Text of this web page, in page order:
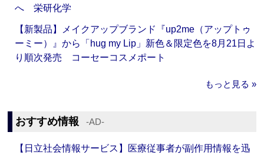
へ 栄研化学
【新製品】メイクアップブランド『up2me（アップトゥ
ーミー）』から「hug my Lip」新色＆限定色を8月21日よ
り順次発売 コーセーコスメポート
もっと見る »
おすすめ情報 ‐AD‐
【日立社会情報サービス】医療従事者が副作用情報を迅